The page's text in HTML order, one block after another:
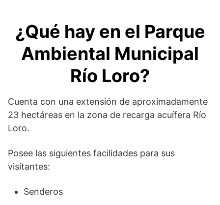
¿Qué hay en el Parque
Ambiental Municipal
Río Loro?
Cuenta con una extensión de aproximadamente
23 hectáreas en la zona de recarga acuífera Río
Loro.
Posee las siguientes facilidades para sus
visitantes:
Senderos